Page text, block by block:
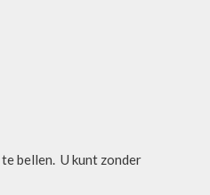
bellen. U kunt zonder